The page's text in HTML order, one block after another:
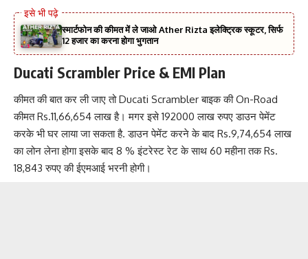
स्मार्टफोन की कीमत में ले जाओ Ather Rizta इलेक्ट्रिक स्कूटर, सिर्फ
12 हजार का करना होगा भुगतान
Ducati Scrambler Price & EMI Plan
कीमत की बात कर ली जाए तो Ducati Scrambler बाइक की On-Road
कीमत Rs.11,66,654 लाख है। मगर इसे 192000 लाख रुपए डाउन पेमेंट
करके भी घर लाया जा सकता है. डाउन पेमेंट करने के बाद Rs.9,74,654 लाख
का लोन लेना होगा इसके बाद 8 % इंटरेस्ट रेट के साथ 60 महीना तक Rs.
18,843 रुपए की ईएमआई भरनी होगी।